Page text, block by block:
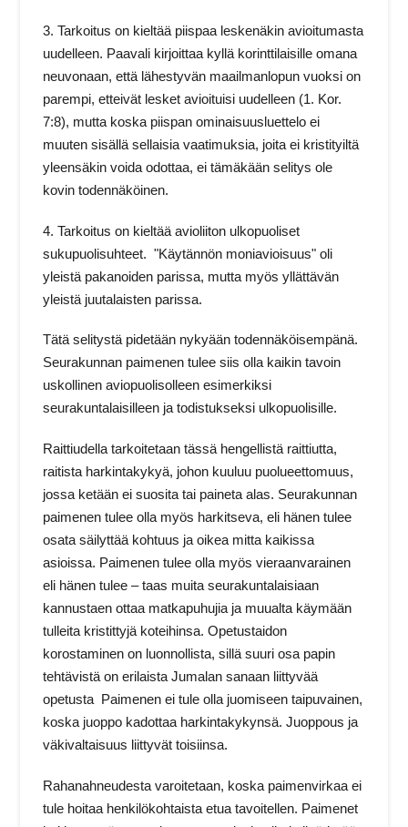
3. Tarkoitus on kieltää piispaa leskenäkin avioitumasta
uudelleen. Paavali kirjoittaa kyllä korinttilaisille omana
neuvonaan, että lähestyvän maailmanlopun vuoksi on
parempi, etteivät lesket avioituisi uudelleen (1. Kor.
7:8), mutta koska piispan ominaisuusluettelo ei
muuten sisällä sellaisia vaatimuksia, joita ei kristityiltä
yleensäkin voida odottaa, ei tämäkään selitys ole
kovin todennäköinen.
4. Tarkoitus on kieltää avioliiton ulkopuoliset
sukupuolisuhteet. "Käytännön moniavioisuus" oli
yleistä pakanoiden parissa, mutta myös yllättävän
yleistä juutalaisten parissa.
Tätä selitystä pidetään nykyään todennäköisempänä.
Seurakunnan paimenen tulee siis olla kaikin tavoin
uskollinen aviopuolisolleen esimerkiksi
seurakuntalaisilleen ja todistukseksi ulkopuolisille.
Raittiudella tarkoitetaan tässä hengellistä raittiutta,
raitista harkintakykyä, johon kuuluu puolueettomuus,
jossa ketään ei suosita tai paineta alas. Seurakunnan
paimenen tulee olla myös harkitseva, eli hänen tulee
osata säilyttää kohtuus ja oikea mitta kaikissa
asioissa. Paimenen tulee olla myös vieraanvarainen
eli hänen tulee – taas muita seurakuntalaisiaan
kannustaen ottaa matkapuhujia ja muualta käymään
tulleita kristittyjä koteihinsa. Opetustaidon
korostaminen on luonnollista, sillä suuri osa papin
tehtävistä on erilaista Jumalan sanaan liittyvää
opetusta Paimenen ei tule olla juomiseen taipuvainen,
koska juoppo kadottaa harkintakykynsä. Juoppous ja
väkivaltaisuus liittyvät toisiinsa.
Rahanahneudesta varoitetaan, koska paimenvirkaa ei
tule hoitaa henkilökohtaista etua tavoitellen. Paimenet